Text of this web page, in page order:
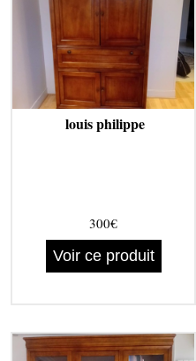
louis philippe
300€
Voir ce produit